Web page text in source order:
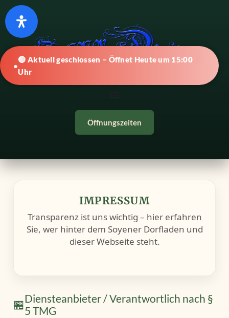
Öffnungszeiten
IMPRESSUM
Transparenz ist uns wichtig – hier erfahren
Sie, wer hinter dem Soyener Dorfladen und
dieser Webseite steht.
🏪Diensteanbieter / Verantwortlich nach §
5 TMG
🔴 Aktuell geschlossen – Öffnet Heute um 15:00
Uhr